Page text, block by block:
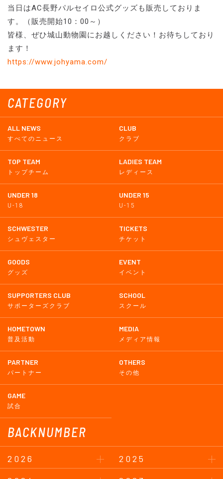
CATEGORY
ALL NEWS
すべてのニュース
CLUB
クラブ
TOP TEAM
トップチーム
LADIES TEAM
レディース
UNDER 18
U-18
UNDER 15
U-15
SCHWESTER
シュヴェスター
TICKETS
チケット
GOODS
グッズ
EVENT
イベント
SUPPORTERS CLUB
サポーターズクラブ
SCHOOL
スクール
HOMETOWN
普及活動
MEDIA
メディア情報
PARTNER
パートナー
OTHERS
その他
GAME
試合
BACKNUMBER
2026
2025
当日はAC長野パルセイロ公式グッズも販売しておりま
す。（販売開始10：00～）
皆様、ぜひ城山動物園にお越しください！お待ちしており
ます！
https://www.johyama.com/